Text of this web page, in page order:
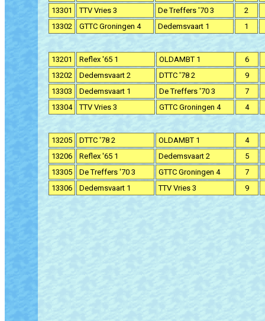
13301
TTV Vries 3 De Treffers '70 3
2
13302
GTTC Groningen 4 Dedemsvaart 1 1
13201 Reflex '65 1 OLDAMBT 1
6
13202
Dedemsvaart 2 DTTC '78 2
9
13303
Dedemsvaart 1 De Treffers '70 3
7
13304
TTV Vries 3 GTTC Groningen 4 4
13205 DTTC '78 2 OLDAMBT 1
4
13206
Reflex '65 1 Dedemsvaart 2
5
13305
De Treffers '70 3 GTTC Groningen 4
7
13306
Dedemsvaart 1 TTV Vries 3 9